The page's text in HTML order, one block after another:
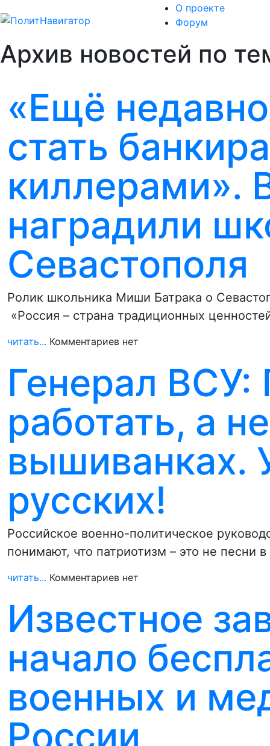
О проекте
Форум
Архив новостей по
«Ещё
стать
киллерами».
наградили
Севастополя
Ролик школьника Миши Батрака о
«Россия – страна традиционных
читать... Комментариев нет
Генерал ВСУ:
работать, а
вышиванках.
русских!
Российское военно-политическое
понимают, что патриотизм – это не песни
читать... Комментариев нет
Известное
начало
военных и
России